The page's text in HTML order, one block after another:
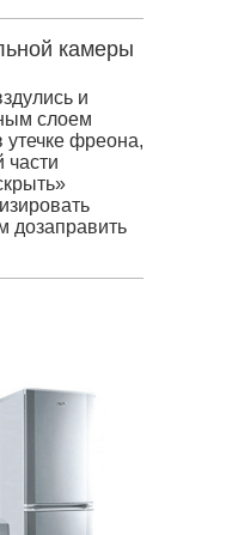
камеры
и
слоем
утечке фреона,
части
дозаправить